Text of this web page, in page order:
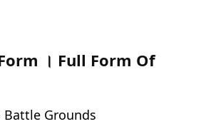
। Full Form Of
Battle Grounds